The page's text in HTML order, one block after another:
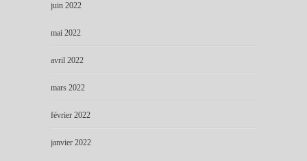
juin 2022
mai 2022
avril 2022
mars 2022
février 2022
janvier 2022